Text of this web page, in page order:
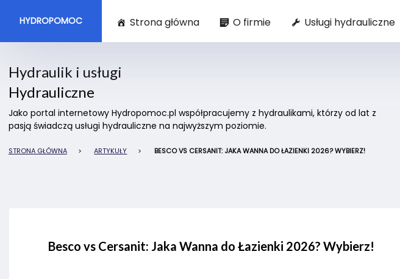
HYDROPOMOC Strona główna O firmie Usługi hydrauliczne
Hydraulik i usługi
Hydrauliczne
Jako portal internetowy Hydropomoc.pl współpracujemy z hydraulikami, którzy od lat z
pasją świadczą usługi hydrauliczne na najwyższym poziomie.
STRONA GŁÓWNA > ARTYKUŁY > BESCO VS CERSANIT: JAKA WANNA DO ŁAZIENKI 2026? WYBIERZ!
Besco vs Cersanit: Jaka Wanna do Łazienki 2026? Wybierz!